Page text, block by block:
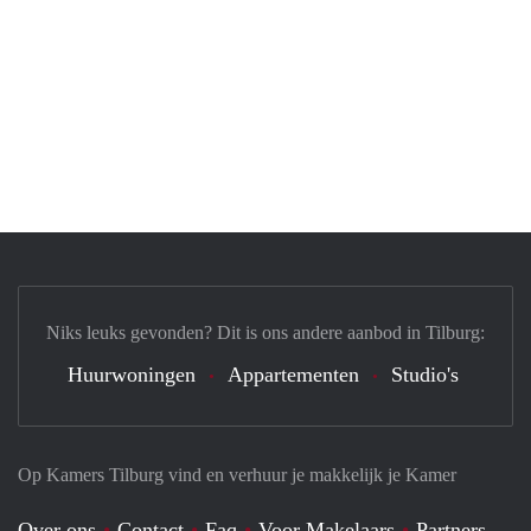
Op Kamers Tilburg vind en verhuur je makkelijk je Kamer
Niks leuks gevonden? Dit is ons andere aanbod in Tilburg:
Huurwoningen Appartementen Studio's